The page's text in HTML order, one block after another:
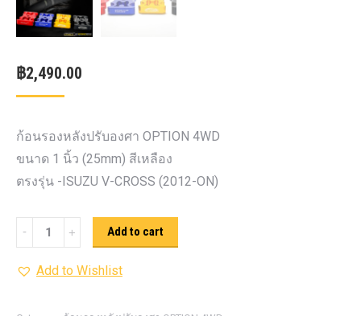
฿2,490.00
ก้อนรองหลังปรับองศา OPTION 4WD
ขนาด 1 นิ้ว (25mm) สีเหลือง
ตรงรุ่น -ISUZU V-CROSS (2012-ON)
รอง
หลัง
Add to cart
Add to Wishlist